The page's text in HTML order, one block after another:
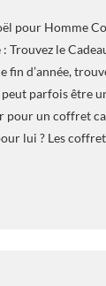
pour Homme
Trouvez le
fin d’année,
parfois être
pour un coffret
lui ? Les